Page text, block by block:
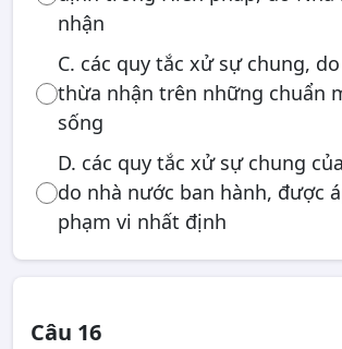
nhận
C. các quy tắc xử sự chung,
thừa nhận trên những chuẩn
sống
D. các quy tắc xử sự chung
do nhà nước ban hành, được
phạm vi nhất định
Câu 16